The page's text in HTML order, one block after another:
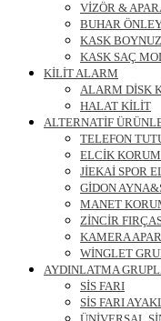
VİZÖR &
BUHAR
KASK
KASK SAÇ
KİLİT ALARM
ALARM DİSK
HALAT KİLİT
ALTERNATİF
TELEFON
ELCİK
JİEKAİ SPOR
GİDON
MANET
ZİNCİR
KAMERA
WİNGLET
AYDINLATMA
SİS FARI
SİS FARI